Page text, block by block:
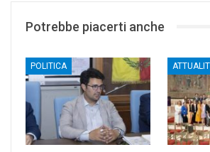
Potrebbe piacerti anche
POLITICA